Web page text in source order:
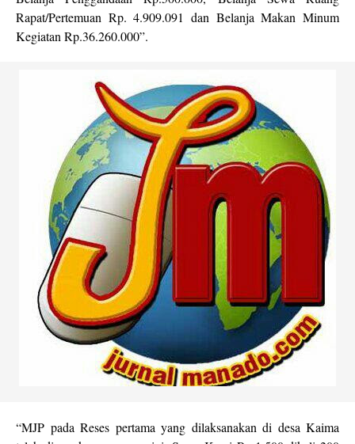
Rapat/Pertemuan Rp. 4.909.091 dan Belanja Makan Minum
Kegiatan Rp.36.260.000”.
“MJP pada Reses pertama yang dilaksanakan di desa Kaima